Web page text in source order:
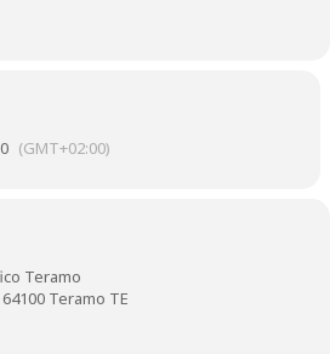
(GMT+02:00)
Teramo
Teramo TE